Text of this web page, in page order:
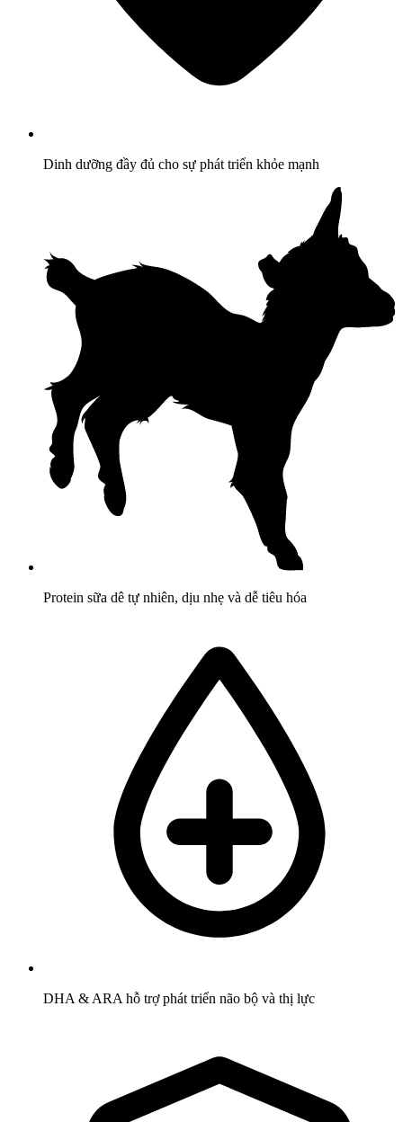
Dinh dưỡng đầy đủ cho sự phát triển khỏe mạnh
Protein sữa dê tự nhiên, dịu nhẹ và dễ tiêu hóa
DHA & ARA hỗ trợ phát triển não bộ và thị lực